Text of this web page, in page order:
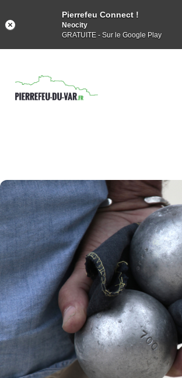
Pierrefeu Connect !
Neocity
GRATUITE - Sur le Google Play